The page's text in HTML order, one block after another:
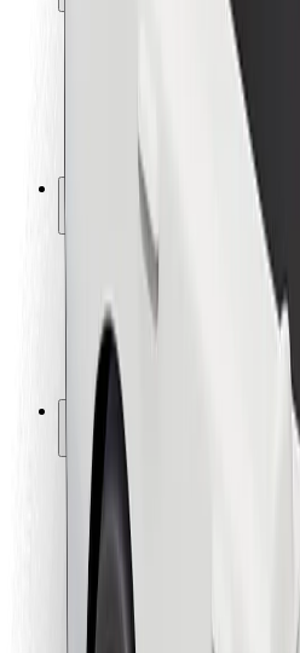
Veiligheid voor passagiers
Veiligheid voor chauffeurs
Veiligheid E-steps
Safety Lab
Locaties
Stadsoplossingen
Luchthavens
Bolt Laadstations
Support
Voor passagiers
Voor chauffeurs
Voor bezorgers
Bolt Food
Voor fleet owners